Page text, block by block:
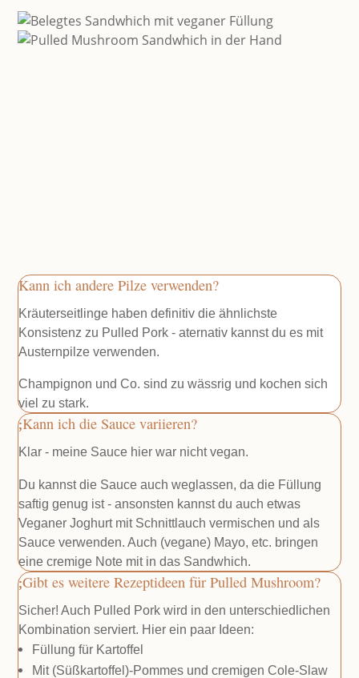
Kann ich andere Pilze verwenden?
Kräuterseitlinge haben definitiv die ähnlichste
Konsistenz zu Pulled Pork - aternativ kannst du es mit
Austernpilze verwenden.
Champignon und Co. sind zu wässrig und kochen sich
viel zu stark.
Kann ich die Sauce variieren?
Klar - meine Sauce hier war nicht vegan.
Du kannst die Sauce auch weglassen, da die Füllung
saftig genug ist - ansonsten kannst du auch etwas
Veganer Joghurt mit Schnittlauch vermischen und als
Sauce verwenden. Auch (vegane) Mayo, etc. bringen
eine cremige Note mit in das Sandwhich.
Gibt es weitere Rezeptideen für Pulled Mushroom?
Sicher! Auch Pulled Pork wird in den unterschiedlichen
Kombination serviert. Hier ein paar Ideen:
Füllung für Kartoffel
Mit (Süßkartoffel)-Pommes und cremigen Cole-Slaw